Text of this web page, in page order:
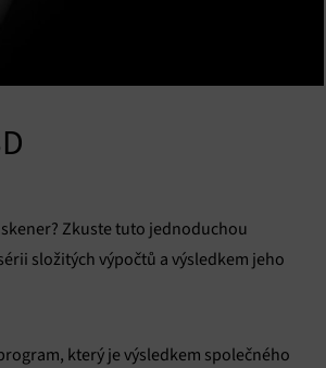
Zkuste tuto jednoduchou
složitých výpočtů a výsledkem jeho
který je výsledkem společného